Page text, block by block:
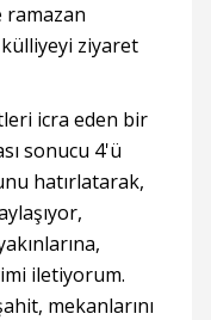
ramazan
ziyaret
icra eden bir
sonucu 4'ü
hatırlatarak,
iletiyorum.
mekanlarını